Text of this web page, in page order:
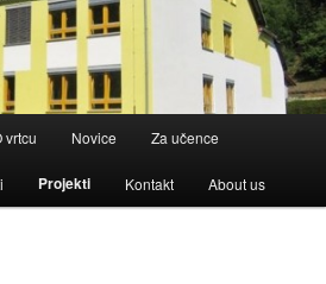
vrtcu Novice Za učence
Projekti Kontakt About us